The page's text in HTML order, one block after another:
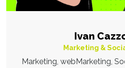
Ivan
Marketing &
Marketing, webMarketing,